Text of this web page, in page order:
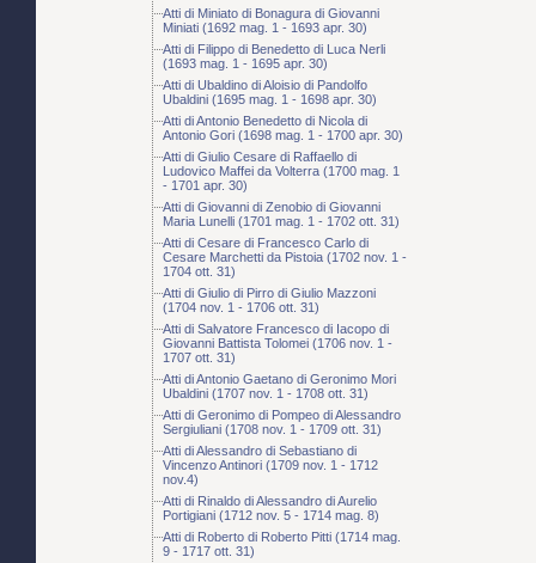
Atti di Miniato di Bonagura di Giovanni
Miniati (1692 mag. 1 - 1693 apr. 30)
Atti di Filippo di Benedetto di Luca Nerli
(1693 mag. 1 - 1695 apr. 30)
Atti di Ubaldino di Aloisio di Pandolfo
Ubaldini (1695 mag. 1 - 1698 apr. 30)
Atti di Antonio Benedetto di Nicola di
Antonio Gori (1698 mag. 1 - 1700 apr. 30)
Atti di Giulio Cesare di Raffaello di
Ludovico Maffei da Volterra (1700 mag. 1
- 1701 apr. 30)
Atti di Giovanni di Zenobio di Giovanni
Maria Lunelli (1701 mag. 1 - 1702 ott. 31)
Atti di Cesare di Francesco Carlo di
Cesare Marchetti da Pistoia (1702 nov. 1 -
1704 ott. 31)
Atti di Giulio di Pirro di Giulio Mazzoni
(1704 nov. 1 - 1706 ott. 31)
Atti di Salvatore Francesco di Iacopo di
Giovanni Battista Tolomei (1706 nov. 1 -
1707 ott. 31)
Atti di Antonio Gaetano di Geronimo Mori
Ubaldini (1707 nov. 1 - 1708 ott. 31)
Atti di Geronimo di Pompeo di Alessandro
Sergiuliani (1708 nov. 1 - 1709 ott. 31)
Atti di Alessandro di Sebastiano di
Vincenzo Antinori (1709 nov. 1 - 1712
nov.4)
Atti di Rinaldo di Alessandro di Aurelio
Portigiani (1712 nov. 5 - 1714 mag. 8)
Atti di Roberto di Roberto Pitti (1714 mag.
9 - 1717 ott. 31)